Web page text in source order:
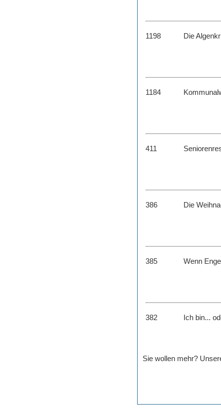
1198 Die
1184
411
386 Die
385 Wenn
382 Ich bin...
Sie wollen mehr?